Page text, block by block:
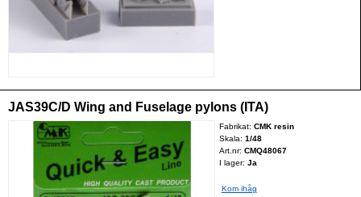
JAS39C/D Wing and Fuselage pylons (ITA)
Fabrikat: CMK resin
Skala: 1/48
Art.nr: CMQ48067
I lager: Ja
Kom ihåg